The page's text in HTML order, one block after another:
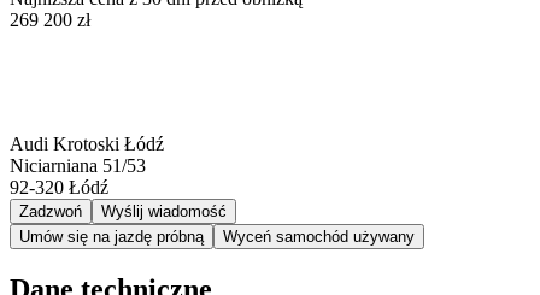
269 200 zł
Audi Krotoski Łódź
Niciarniana 51/53
92-320 Łódź
Zadzwoń
Wyślij wiadomość
Umów się na jazdę próbną
Wyceń samochód używany
Dane techniczne